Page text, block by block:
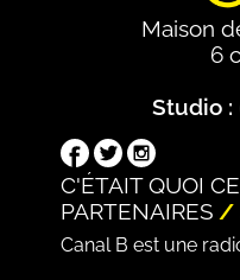
Maison
6
Studio :
C'ÉTAIT QUOI
PARTENAIRES
Canal B est une